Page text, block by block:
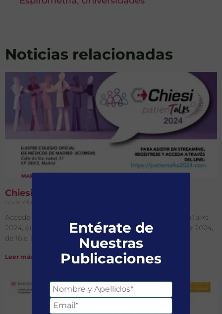
Noticias relacionadas
Chiesi PatienTalks 2024
noviembre 8, 2024
Accede a la inscripción en Streaming de Chiesi PatienTalks
2024, que tendrá lugar el próximo 26 de Noviembre de 2024,
de 16 a 19h
Leer más »
Entérate de
Nuestras
Publicaciones